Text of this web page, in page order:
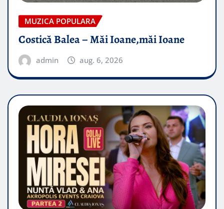
MUZICA POPULARA
Costică Balea – Măi Ioane,măi Ioane
admin aug. 6, 2026